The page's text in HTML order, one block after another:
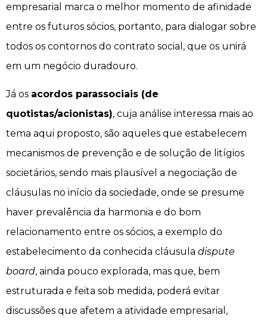
empresarial marca o melhor momento de afinidade
entre os futuros sócios, portanto, para dialogar sobre
todos os contornos do contrato social, que os unirá
em um negócio duradouro.
Já os acordos parassociais (de
quotistas/acionistas), cuja análise interessa mais ao
tema aqui proposto, são aqueles que estabelecem
mecanismos de prevenção e de solução de litígios
societários, sendo mais plausível a negociação de
cláusulas no início da sociedade, onde se presume
haver prevalência da harmonia e do bom
relacionamento entre os sócios, a exemplo do
estabelecimento da conhecida cláusula dispute
board, ainda pouco explorada, mas que, bem
estruturada e feita sob medida, poderá evitar
discussões que afetem a atividade empresarial,